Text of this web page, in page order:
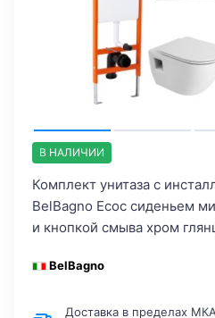
В НАЛИЧИИ
Комплект унитаза с
BelBagno Ecoс сиденьем
и кнопкой смыва хром
BelBagno
Доставка в пределах